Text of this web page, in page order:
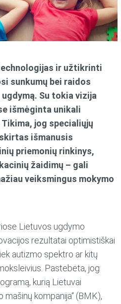
ir užtikrinti
sunkumų bei raidos
Su tokia vizija
išmėginta unikali
Tikima, jog specialiųjų
išmanusis
priemonių rinkinys,
žaidimų – gali
veiksmingus mokymo
Lietuvos ugdymo
rezultatai optimistiškai
autizmo spektro ar kitų
Pastebėta, jog
kurią Lietuvai
kompanija“ (BMK),